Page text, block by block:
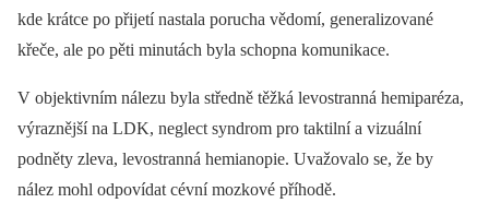
kde krátce po přijetí nastala porucha vědomí, generalizované
křeče, ale po pěti minutách byla schopna komunikace.
V objektivním nálezu byla středně těžká levostranná hemiparéza,
výraznější na LDK, neglect syndrom pro taktilní a vizuální
podněty zleva, levostranná hemianopie. Uvažovalo se, že by
nález mohl odpovídat cévní mozkové příhodě.